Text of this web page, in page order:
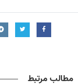
مطالب مرتبط